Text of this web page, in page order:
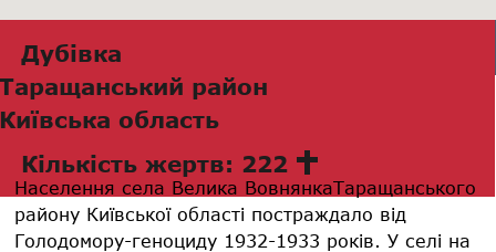
Дубівка
Таращанський район
Київська область
Кількість жертв: 222
Населення села Велика ВовнянкаТаращанського
району Київської області постраждало від
Голодомору-геноциду 1932-1933 років. У селі на